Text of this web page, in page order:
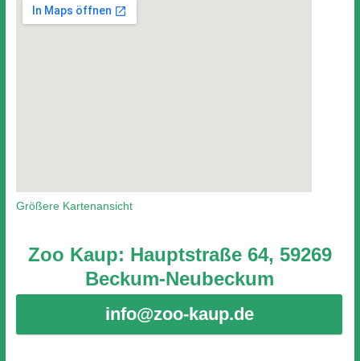
Größere Kartenansicht
Zoo Kaup: Hauptstraße 64, 59269
Beckum-Neubeckum
info@zoo-kaup.de